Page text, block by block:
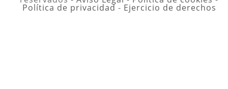
Política de privacidad- Ejercicio de derechos